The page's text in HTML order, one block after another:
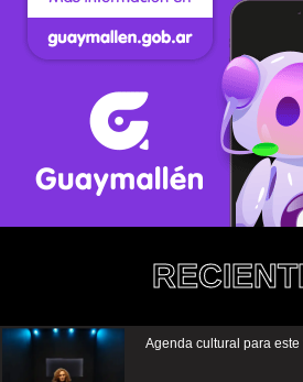
Agenda cultural para